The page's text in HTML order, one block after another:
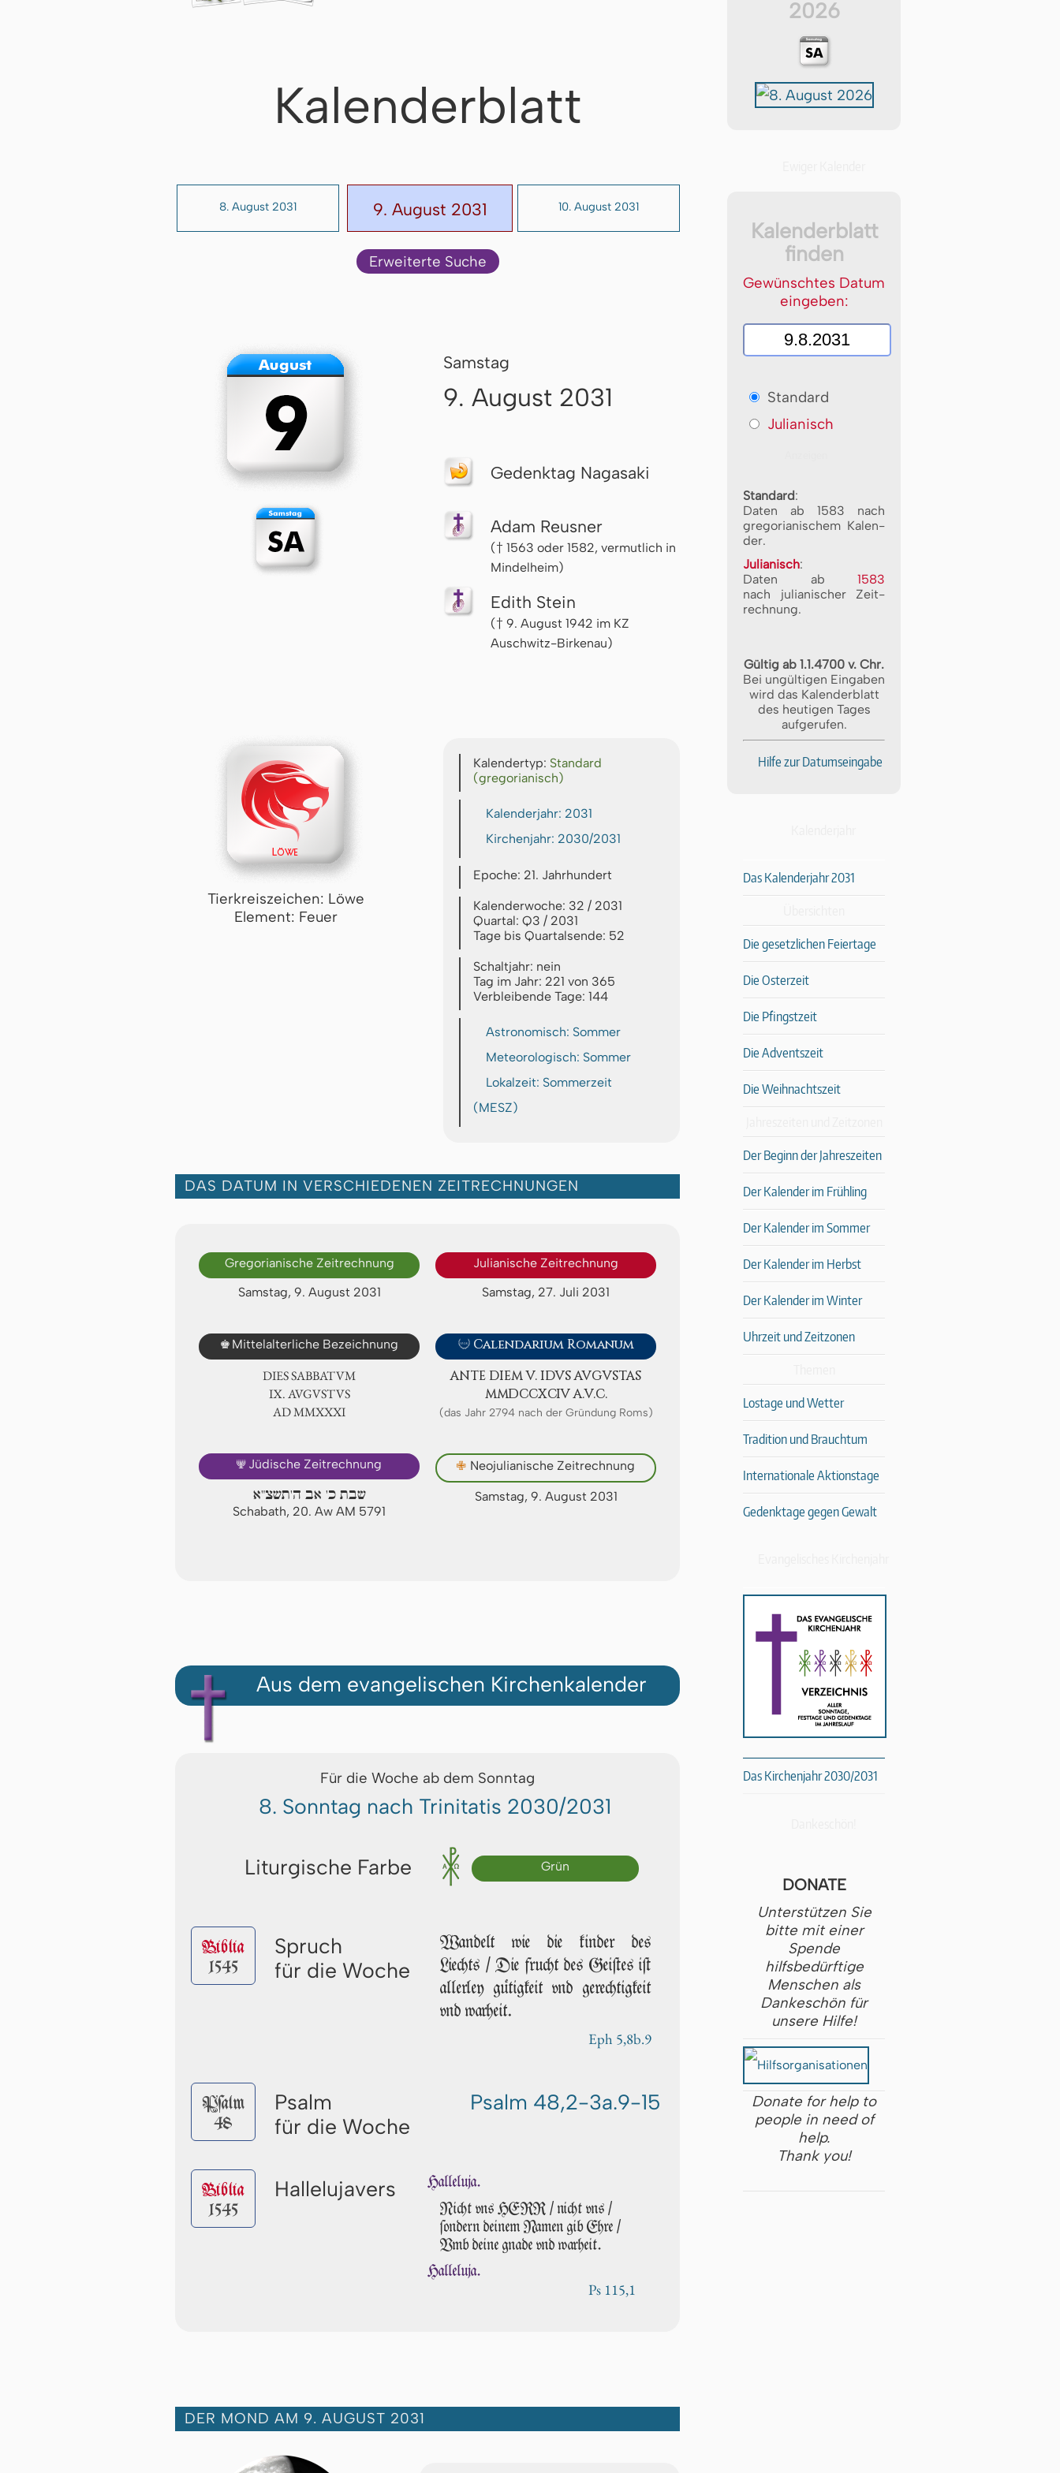
Kalenderblatt
8. August 2031 9. August 2031 10. August 2031
Erweiterte Suche
Samstag
9. August 2031
Gedenktag Nagasaki
Adam Reusner
(† 1563 oder 1582, vermutlich in
Mindelheim)
Edith Stein
(† 9. August 1942 im KZ
Auschwitz-Birkenau)
Tierkreiszeichen: Löwe
Element: Feuer
Kalendertyp: Standard
(gregorianisch)
Kalenderjahr: 2031
Kirchenjahr: 2030/2031
Epoche: 21. Jahrhundert
Kalenderwoche: 32 / 2031
Quartal: Q3 / 2031
Tage bis Quartalsende: 52
Schaltjahr: nein
Tag im Jahr: 221 von 365
Verbleibende Tage: 144
Astronomisch: Sommer
Meteorologisch: Sommer
Lokalzeit: Sommerzeit
(MESZ)
DAS DATUM IN VERSCHIEDENEN ZEITRECHNUNGEN
Gregorianische Zeitrechnung
Samstag, 9. August 2031
Julianische Zeitrechnung
Samstag, 27. Juli 2031
♚ Mittelalterliche Bezeichnung
DIES SABBATUM
Ⅸ. AVGVSTVS
AD ⅯⅯⅩⅩⅪ
 Calendarium Romanum
ANTE DIEM V. IDVS AV­GVS­TAS
ⅯⅯⅮⅭⅭⅩⅭⅠⅤ A.V.C.
(das Jahr 2794 nach der Gründung Roms)
🕎 Jüdische Zeitrechnung
שבת כ' אב ה'תשצ"א
Schabath, 20. Aw AM 5791
✙ Neojulianische Zeitrechnung
Samstag, 9. August 2031
Aus dem evangelischen Kirchenkalender
Für die Woche ab dem Sonntag
8. Sonntag nach Trinitatis 2030/2031
Liturgische Farbe Grün
Biblia
1545
Spruch
für die Woche
Wandelt wie die kinder des
Liechts / Die frucht des Geiſtes iſt
allerley gütigkeit vnd gerechtigkeit
vnd war­heit.
Eph 5,8b.9
Pſalm
48
Psalm
für die Woche
Psalm 48,2-3a.9-15
Biblia
1545
Hallelujavers
Halleluja.
Nicht vns HERR / nicht vns /
ſondern dei­nem Namen gib Ehre /
Vmb deine gnade vnd war­heit.
Halleluja.
Ps 115,1
DER MOND AM 9. AUGUST 2031
2026
Kalenderblatt
finden
Gewünschtes Datum
eingeben:
Standard
Julianisch
Standard:
Daten ab 1583 nach
gre­go­ri­a­ni­schem Ka­len­
der.
Julianisch:
Daten ab 1583
nach ju­li­a­ni­scher Zeit­
rech­nung.
Gültig ab 1.1.4700 v. Chr.
Bei ungültigen Eingaben
wird das Kalenderblatt
des heutigen Tages
aufgerufen.
Hilfe zur Datumseingabe
Das Kalenderjahr 2031
Die gesetzlichen Feiertage
Die Osterzeit
Die Pfingstzeit
Die Adventszeit
Die Weihnachtszeit
Der Beginn der Jahreszeiten
Der Kalender im Frühling
Der Kalender im Sommer
Der Kalender im Herbst
Der Kalender im Winter
Uhrzeit und Zeitzonen
Lostage und Wetter
Tradition und Brauchtum
Internationale Aktionstage
Gedenktage gegen Gewalt
Das Kirchenjahr 2030/2031
DONATE
Unterstützen Sie
bitte mit einer
Spende
hilfsbedürftige
Menschen als
Dankeschön für
unsere Hilfe!
Donate for help to
people in need of
help.
Thank you!